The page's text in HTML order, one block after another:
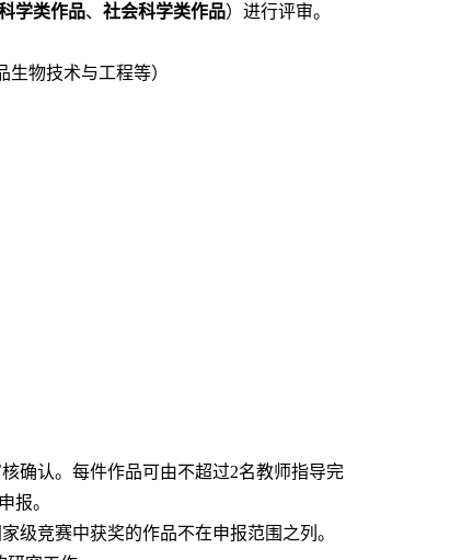
学类作品、 社会科学类作品）进行评审。
物技术与工程等）
确认。每件作品可由不超过2名教师指导完
报。
级竞赛中获奖的作品不在申报范围之列。